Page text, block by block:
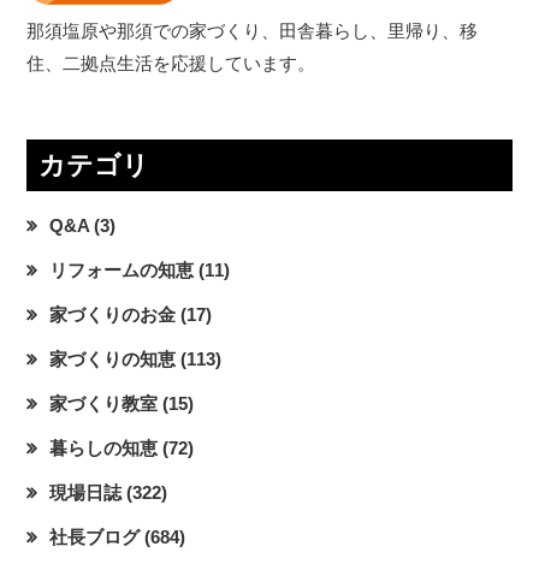
那須塩原や那須での家づくり、田舎暮らし、里帰り、移
住、二拠点生活を応援しています。
カテゴリ
Q&A (3)
リフォームの知恵 (11)
家づくりのお金 (17)
家づくりの知恵 (113)
家づくり教室 (15)
暮らしの知恵 (72)
現場日誌 (322)
社長ブログ(684)